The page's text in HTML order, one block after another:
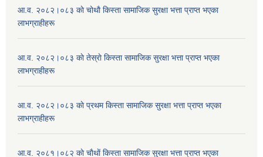
आ.व. २०८२।०८३ काे चोथाै‌ किस्ता सामाजिक सुरक्षा भत्ता प्राप्त भएका
लाभग्राहीहरू
आ.व. २०८२।०८३ काे तेस्राे किस्ता सामाजिक सुरक्षा भत्ता प्राप्त भएका
लाभग्राहीहरू
आ.व. २०८२।०८३ काे प्रथम किस्ता सामाजिक सुरक्षा भत्ता प्राप्त भएका
लाभग्राहीहरू
आ.व. २०८१।०८२ काे चाैथाें किस्ता सामाजिक सुरक्षा भत्ता प्राप्त भएका